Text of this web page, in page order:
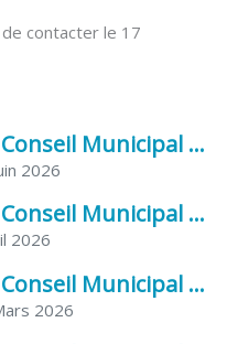
contacter le 17
Procès-Verbal du Conseil Municipal du 5 juin 2026
2026
Procès-Verbal du Conseil Municipal du 21 avril 2026
2026
Procès-Verbal du Conseil Municipal du 31 mars 2026
2026